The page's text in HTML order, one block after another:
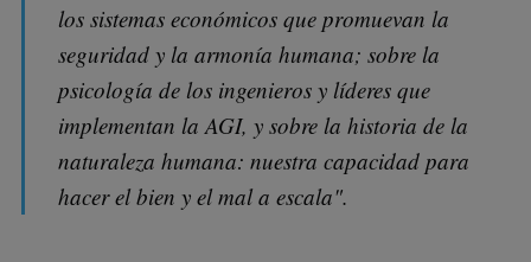
los sistemas económicos que promuevan la
seguridad y la armonía humana; sobre la
psicología de los ingenieros y líderes que
implementan la AGI, y sobre la historia de la
naturaleza humana: nuestra capacidad para
hacer el bien y el mal a escala".